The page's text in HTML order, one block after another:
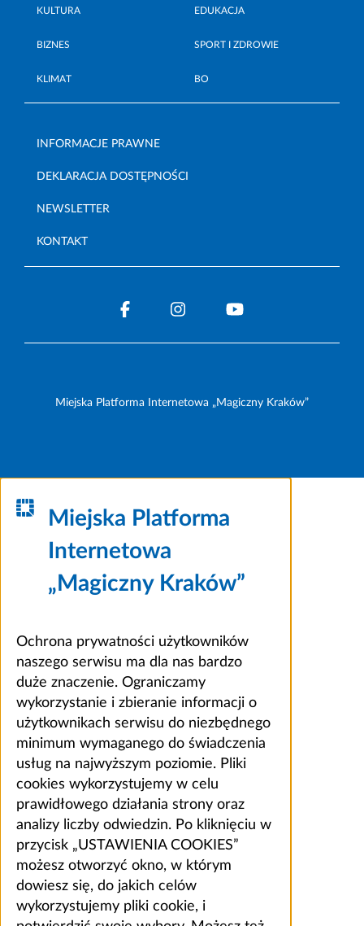
KULTURA EDUKACJA
BIZNES SPORT I ZDROWIE
KLIMAT BO
INFORMACJE PRAWNE
DEKLARACJA DOSTĘPNOŚCI
NEWSLETTER
KONTAKT
Miejska Platforma Internetowa „Magiczny Kraków”
Miejska Platforma
Internetowa
„Magiczny Kraków”
Ochrona prywatności użytkowników
naszego serwisu ma dla nas bardzo
duże znaczenie. Ograniczamy
wykorzystanie i zbieranie informacji o
użytkownikach serwisu do niezbędnego
minimum wymaganego do świadczenia
usług na najwyższym poziomie. Pliki
cookies wykorzystujemy w celu
prawidłowego działania strony oraz
analizy liczby odwiedzin. Po kliknięciu w
przycisk „USTAWIENIA COOKIES”
możesz otworzyć okno, w którym
dowiesz się, do jakich celów
wykorzystujemy pliki cookie, i